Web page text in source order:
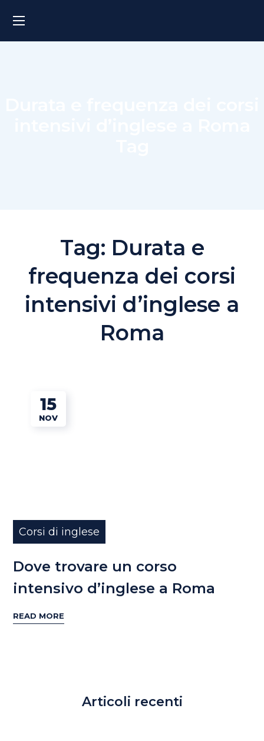
Tag: Durata e
frequenza dei corsi
intensivi d’inglese a
Roma
15
NOV
Corsi di inglese
Dove trovare un corso
intensivo d’inglese a Roma
READ MORE
Articoli recenti